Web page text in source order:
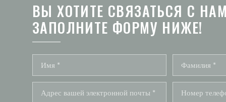
ВЫ ХОТИТЕ СВЯЗАТЬСЯ С
ЗАПОЛНИТЕ ФОРМУ НИЖЕ!